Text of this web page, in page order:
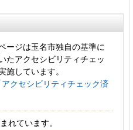
ージは玉名市独自の基準に
たアクセシビリティチェッ
施しています。
アクセシビリティチェック済
れています。